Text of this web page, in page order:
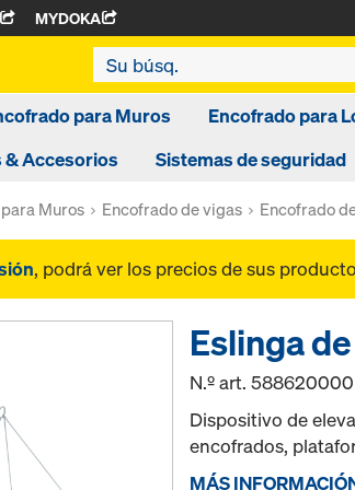
MYDOKA
para Muros
Encofrado para
Accesorios
Sistemas de seguridad
Muros Encofrado de vigas Encofrado
, podrá ver los precios de sus
Eslinga
N.º art.588620000
Dispositivo de
encofrados,
MÁS